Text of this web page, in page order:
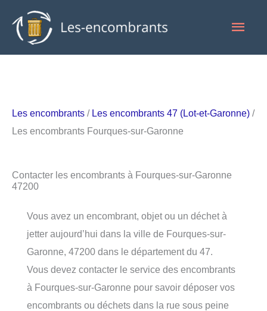
contenu
Les encombrants / Les encombrants 47 (Lot-et-Garonne) /
Les encombrants Fourques-sur-Garonne
Contacter les encombrants à Fourques-sur-Garonne
47200
Vous avez un encombrant, objet ou un déchet à
jetter aujourd’hui dans la ville de Fourques-sur-
Garonne, 47200 dans le département du 47.
Vous devez contacter le service des encombrants
à Fourques-sur-Garonne pour savoir déposer vos
encombrants ou déchets dans la rue sous peine